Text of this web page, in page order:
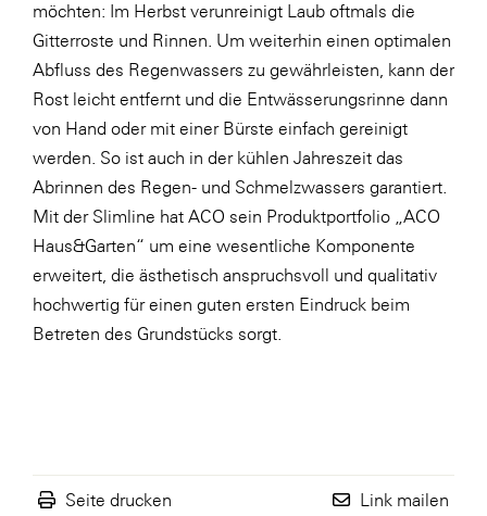
möchten: Im Herbst verunreinigt Laub oftmals die
Gitterroste und Rinnen. Um weiterhin einen optimalen
Abfluss des Regenwassers zu gewährleisten, kann der
Rost leicht entfernt und die Entwässerungsrinne dann
von Hand oder mit einer Bürste einfach gereinigt
werden. So ist auch in der kühlen Jahreszeit das
Abrinnen des Regen- und Schmelzwassers garantiert.
Mit der Slimline hat ACO sein Produktportfolio „ACO
Haus&Garten“ um eine wesentliche Komponente
erweitert, die ästhetisch anspruchsvoll und qualitativ
hochwertig für einen guten ersten Eindruck beim
Betreten des Grundstücks sorgt.
Seite drucken Link mailen